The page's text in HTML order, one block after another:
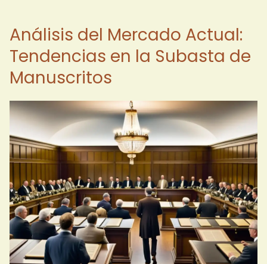
Análisis del Mercado Actual:
Tendencias en la Subasta de
Manuscritos